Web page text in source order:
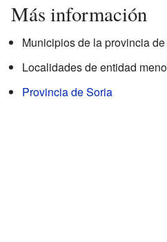
Más información
Municipios de la provincia
Localidades de entidad
Provincia de Soria